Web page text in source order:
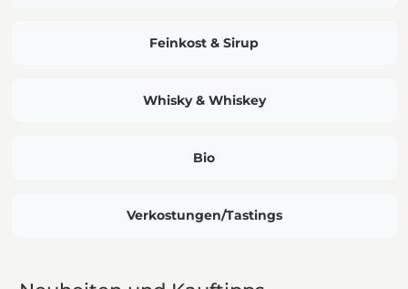
Feinkost & Sirup
Whisky & Whiskey
Bio
Verkostungen/Tastings